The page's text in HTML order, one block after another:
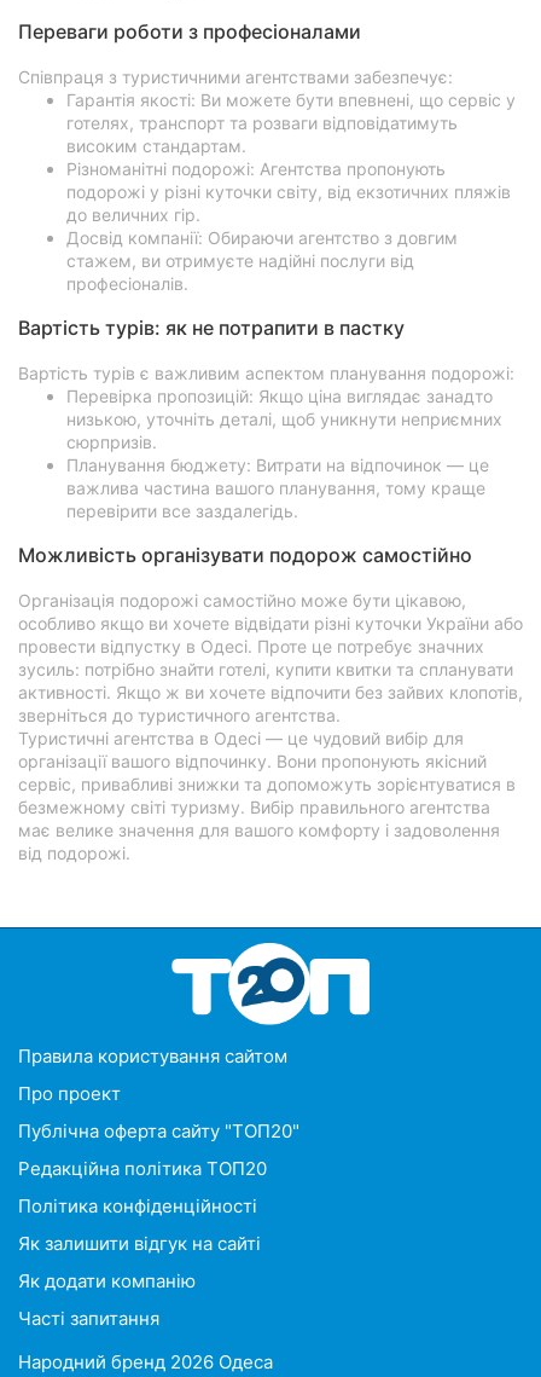
Переваги роботи з професіоналами
Співпраця з туристичними агентствами забезпечує:
Гарантія якості: Ви можете бути впевнені, що сервіс у
готелях, транспорт та розваги відповідатимуть
високим стандартам.
Різноманітні подорожі: Агентства пропонують
подорожі у різні куточки світу, від екзотичних пляжів
до величних гір.
Досвід компанії: Обираючи агентство з довгим
стажем, ви отримуєте надійні послуги від
професіоналів.
Вартість турів: як не потрапити в пастку
Вартість турів є важливим аспектом планування подорожі:
Перевірка пропозицій: Якщо ціна виглядає занадто
низькою, уточніть деталі, щоб уникнути неприємних
сюрпризів.
Планування бюджету: Витрати на відпочинок — це
важлива частина вашого планування, тому краще
перевірити все заздалегідь.
Можливість організувати подорож самостійно
Організація подорожі самостійно може бути цікавою,
особливо якщо ви хочете відвідати різні куточки України або
провести відпустку в Одесі. Проте це потребує значних
зусиль: потрібно знайти готелі, купити квитки та спланувати
активності. Якщо ж ви хочете відпочити без зайвих клопотів,
зверніться до туристичного агентства.
Туристичні агентства в Одесі — це чудовий вибір для
організації вашого відпочинку. Вони пропонують якісний
сервіс, привабливі знижки та допоможуть зорієнтуватися в
безмежному світі туризму. Вибір правильного агентства
має велике значення для вашого комфорту і задоволення
від подорожі.
Правила користування сайтом
Про проект
Публічна оферта сайту "ТОП20"
Редакційна політика ТОП20
Політика конфіденційності
Як залишити відгук на сайті
Як додати компанію
Часті запитання
Народний бренд 2026 Одеса